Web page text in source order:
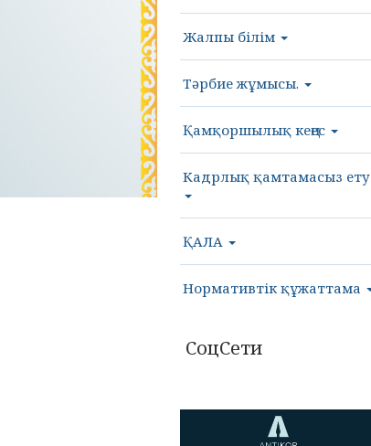
Жалпы білім
Тәрбие жұмысы.
Қамқоршылық кеңес
Кадрлық қамтамасыз ету
ҚАЛА
Нормативтік құжаттама
СоцСети